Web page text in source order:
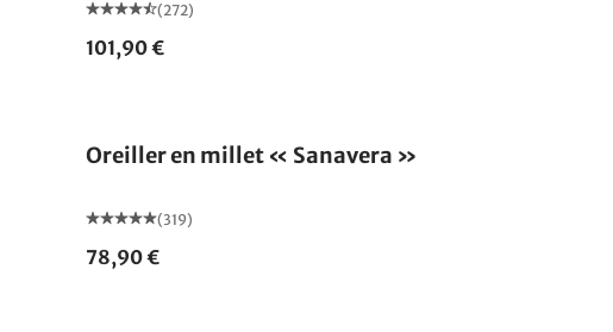
(272)
101,90 €
Oreiller en millet « Sanavera »
(319)
78,90 €